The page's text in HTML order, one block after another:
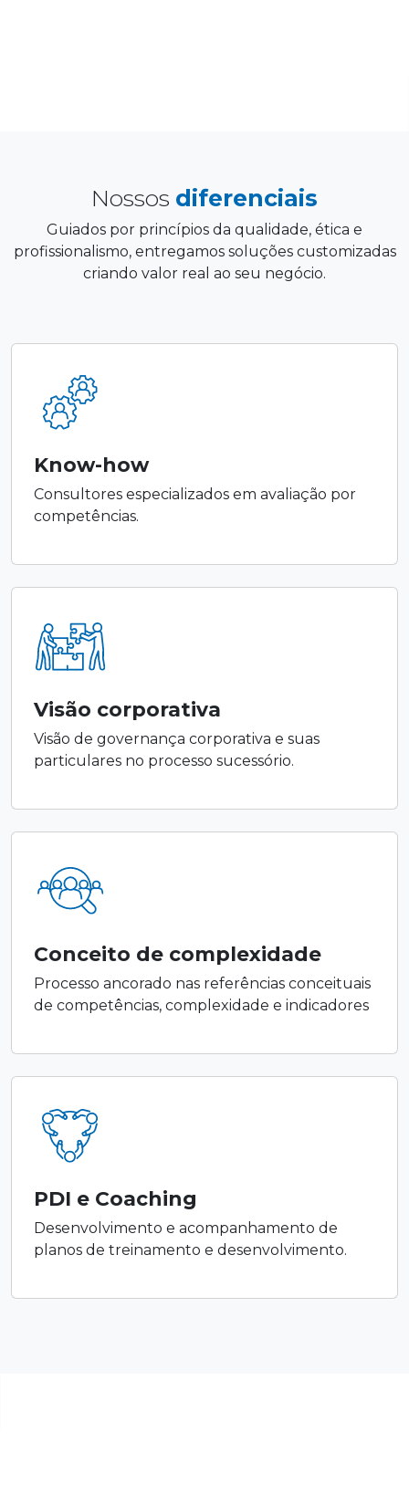
Nossos diferenciais
Guiados por princípios da qualidade, ética e
profissionalismo, entregamos soluções customizadas
criando valor real ao seu negócio.
Know-how
Consultores especializados em avaliação por
competências.
Visão corporativa
Visão de governança corporativa e suas
particulares no processo sucessório.
Conceito de complexidade
Processo ancorado nas referências conceituais
de competências, complexidade e indicadores
PDI e Coaching
Desenvolvimento e acompanhamento de
planos de treinamento e desenvolvimento.